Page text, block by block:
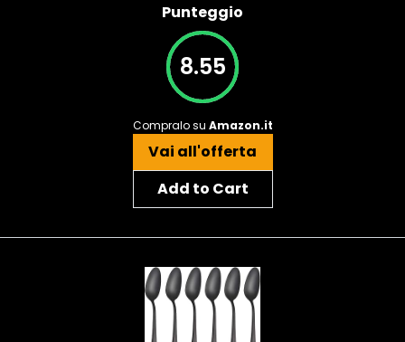
Punteggio
8.55
Compralo su Amazon.it
Vai all'offerta
Add to Cart